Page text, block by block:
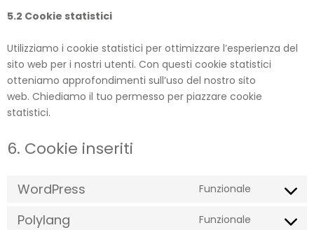
5.2 Cookie statistici
Utilizziamo i cookie statistici per ottimizzare l’esperienza del
sito web per i nostri utenti. Con questi cookie statistici
otteniamo approfondimenti sull’uso del nostro sito
web. Chiediamo il tuo permesso per piazzare cookie
statistici.
6. Cookie inseriti
WordPress Funzionale
Polylang Funzionale